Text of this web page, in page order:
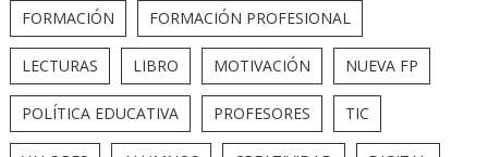
FORMACIÓN FORMACIÓN PROFESIONAL
LECTURAS LIBRO MOTIVACIÓN NUEVA FP
POLÍTICA EDUCATIVA PROFESORES TIC